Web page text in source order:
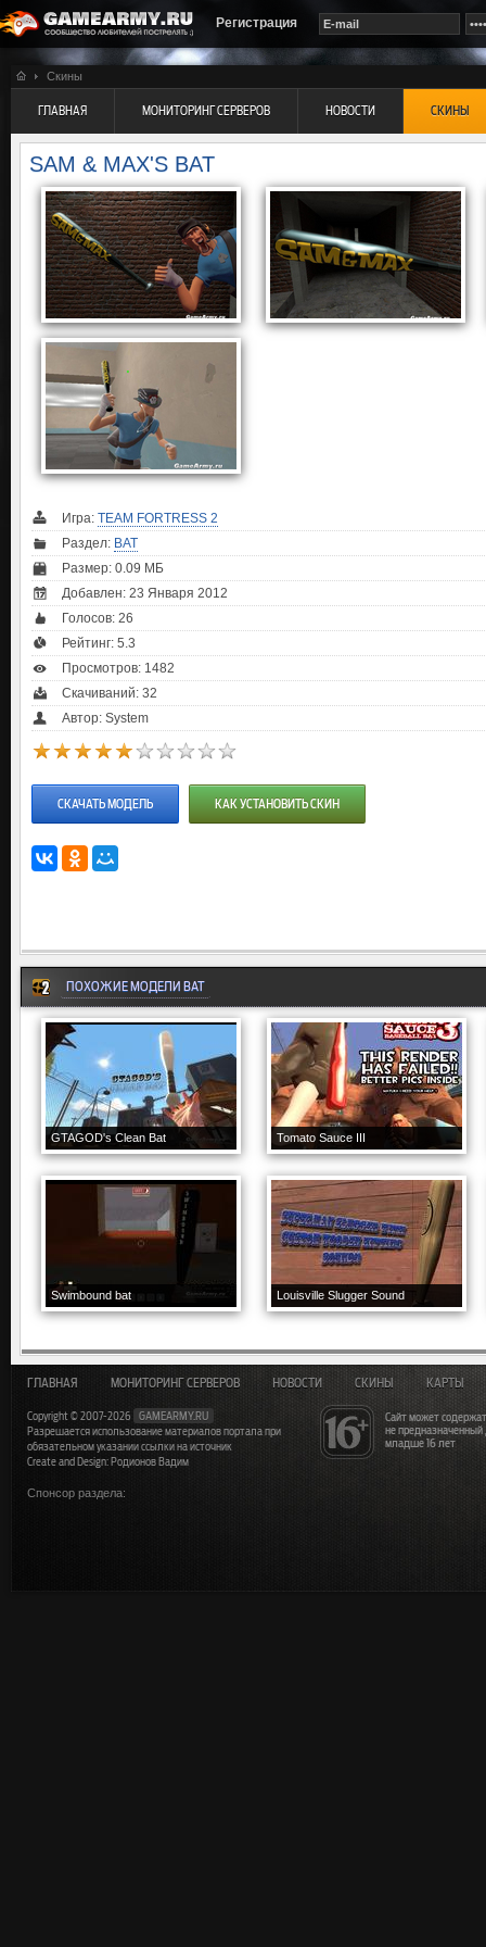
Регистрация
Скины
ГЛАВНАЯ МОНИТОРИНГ СЕРВЕРОВ НОВОСТИ СКИНЫ
SAM & MAX'S BAT
Игра: TEAM FORTRESS 2
Раздел: BAT
Размер: 0.09 МБ
Добавлен: 23 Января 2012
Голосов: 26
Рейтинг: 5.3
Просмотров: 1482
Скачиваний: 32
Автор: System
СКАЧАТЬ МОДЕЛЬ КАК УСТАНОВИТЬ СКИН
ПОХОЖИЕ МОДЕЛИ BAT
GTAGOD's Clean Bat Tomato Sauce III
Swimbound bat Louisville Slugger Sound
Сайт может
не
младше 16 лет
ГЛАВНАЯ МОНИТОРИНГ СЕРВЕРОВ НОВОСТИ СКИНЫ КАРТЫ
Copyright © 2007-2026
GAMEARMY.RU
Разрешается использование материалов портала при
обязательном указании ссылки на источник
Create and Design: Родионов Вадим
Спонсор раздела: